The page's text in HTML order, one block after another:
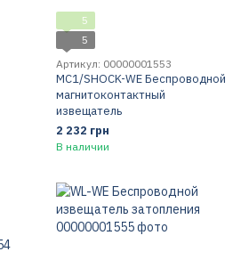
5
5
Артикул: 00000001553
MC1/SHOCK-WE Беспроводной
магнитоконтактный
извещатель
2 232 грн
В наличии